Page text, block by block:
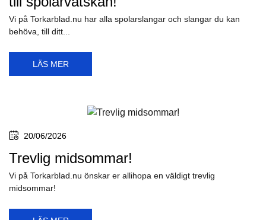
Vi på Torkarblad.nu har alla spolarslangar och slangar du kan
behöva, till ditt...
LÄS MER
20/06/2026
Trevlig midsommar!
Vi på Torkarblad.nu önskar er allihopa en väldigt trevlig
midsommar!